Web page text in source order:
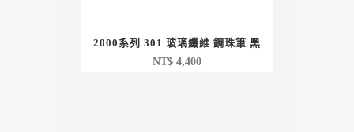
2000系列 301 玻璃纖維 鋼珠筆 黑
NT$ 4,400